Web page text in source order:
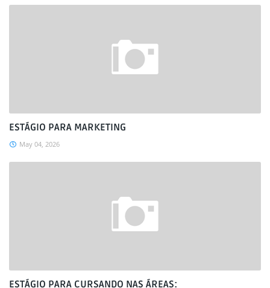
ESTÁGIO PARA MARKETING
May 04, 2026
ESTÁGIO PARA CURSANDO NAS ÁREAS: